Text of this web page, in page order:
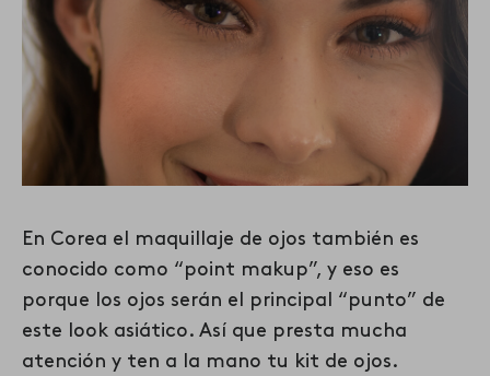
En Corea el maquillaje de ojos también es
conocido como “point makup”, y eso es
porque los ojos serán el principal “punto” de
este look asiático. Así que presta mucha
atención y ten a la mano tu kit de ojos.